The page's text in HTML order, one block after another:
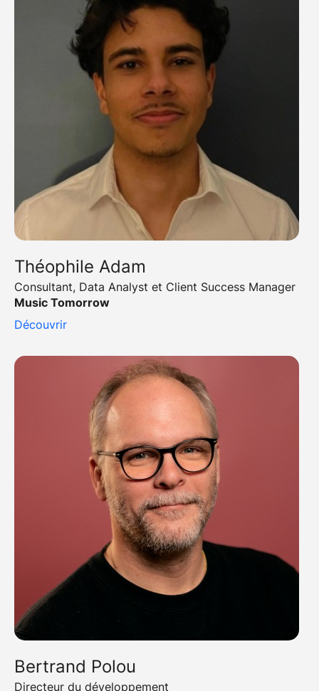
Théophile Adam
Consultant, Data Analyst et Client Success Manager
Music Tomorrow
Découvrir
Bertrand Polou
Directeur du développement